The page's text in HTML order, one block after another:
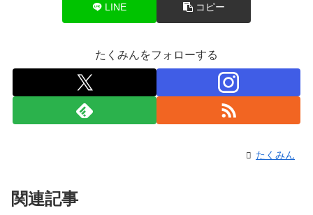
LINE コピー
たくみんをフォローする
たくみん
関連記事